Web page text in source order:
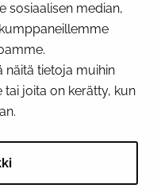
sosiaalisen median,
tietoja muihin
tai joita on kerätty, kun